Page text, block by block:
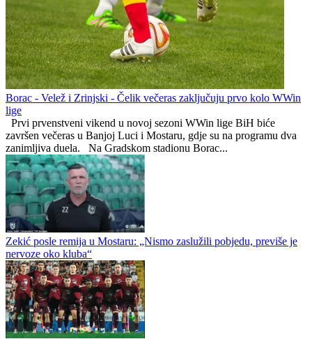
Borac - Velež i Zrinjski - Čelik večeras zaključuju prvo kolo WWin
lige
Prvi prvenstveni vikend u novoj sezoni WWin lige BiH biće
završen večeras u Banjoj Luci i Mostaru, gdje su na programu dva
zanimljiva duela. Na Gradskom stadionu Borac...
Zekić posle remija u Mostaru: „Nismo zaslužili pobjedu, previše je
nervoze oko kluba“